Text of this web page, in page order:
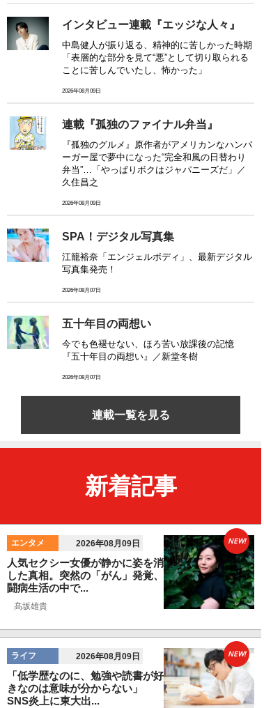
インタビュー連載『エッジな人々』
中島健人が振り返る、精神的に苦しかった時期
「表層的な部分を見て“悪”として切り取られる
ことに苦しんでいたし、怖かった」
2026年08月09日
連載『孤独のファイナル弁当』
『孤独のグルメ』原作者がアメリカンなハンバ
ーガー屋で夢中になった“完全和風の日替わり
弁当”…「やっぱりボクはジャパニーズだ」／
久住昌之
2026年08月09日
SPA！デジタル写真集
江籠裕奈「エンジェルボディ」、最新デジタル
写真集発売！
2026年08月07日
五十年目の両想い
今でも色褪せない、ほろ苦い放課後の記憶
『五十年目の両想い』／新堂冬樹
2026年08月07日
連載一覧を見る
新着記事
エンタメ 2026年08月09日
人気セクシー女優が静かに姿を消
した真相。突然の「がん」発覚、
闘病生活の中で...
髙坂雄貴
NEW!
ライフ 2026年08月09日
「低学歴なのに、勉強や読書が好
きなのは意味が分からない」
SNS炎上に東大出...
NEW!